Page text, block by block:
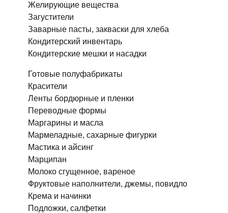
Желирующие вещества
Загустители
Заварные пасты, закваски для хлеба
Кондитерский инвентарь
Кондитерские мешки и насадки
Готовые полуфабрикаты
Красители
Ленты бордюрные и пленки
Переводные формы
Маргарины и масла
Мармеладные, сахарные фигурки
Мастика и айсинг
Марципан
Молоко сгущенное, вареное
Фруктовые наполнители, джемы, повидло
Крема и начинки
Подложки, салфетки